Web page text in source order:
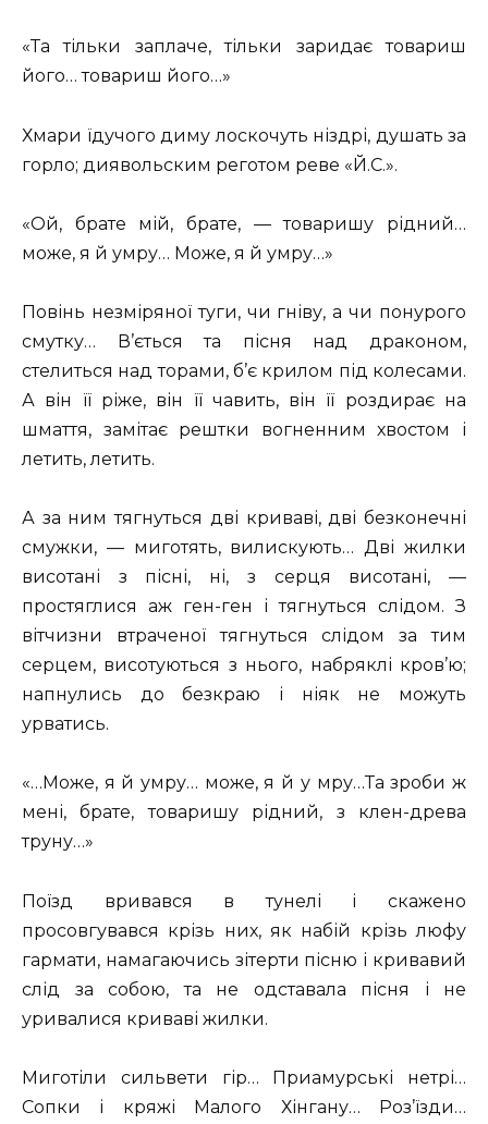
«Та тільки заплаче, тільки заридає товариш
його… товариш його…»
Хмари їдучого диму лоскочуть ніздрі, душать за
горло; диявольским реготом реве «Й.С.».
«Ой, брате мій, брате, — товаришу рідний…
може, я й умру… Може, я й умру…»
Повінь незміряної туги, чи гніву, а чи понурого
смутку… В’ється та пісня над драконом,
стелиться над торами, б’є крилом під колесами.
А він її ріже, він її чавить, він її роздирає на
шмаття, замітає рештки вогненним хвостом і
летить, летить.
А за ним тягнуться дві криваві, дві безконечні
смужки, — миготять, вилискують… Дві жилки
висотані з пісні, ні, з серця висотані, —
простяглися аж ген-ген і тягнуться слідом. З
вітчизни втраченої тягнуться слідом за тим
серцем, висотуються з нього, набряклі кров’ю;
напнулись до безкраю і ніяк не можуть
урватись.
«…Може, я й умру… може, я й у мру…Та зроби ж
мені, брате, товаришу рідний, з клен-древа
труну…»
Поїзд вривався в тунелі і скажено
просовгувався крізь них, як набій крізь люфу
гармати, намагаючись зітерти пісню і кривавий
слід за собою, та не одставала пісня і не
уривалися криваві жилки.
Миготіли сильвети гір… Приамурські нетрі…
Сопки і кряжі Малого Хінгану… Роз’їзди…